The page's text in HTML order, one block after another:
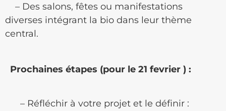
– Des salons, fêtes ou manifestations
diverses intégrant la bio dans leur thème
central.
Prochaines étapes (pour le 21 fevrier ) :
– Réfléchir à votre projet et le définir :